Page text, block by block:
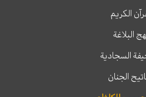
الكريم
البلاغة
السجادية
الجنان